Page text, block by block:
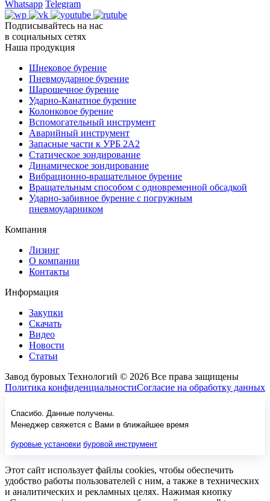
Whatsapp Telegram
Подписывайтесь на нас
в социальных сетях
Наша продукция
Шнековое бурение
Пневмоударное бурение
Шарошечное бурение
Ударно-Канатное бурение
Колонковое бурение
Вспомогательный инструмент
Аварийный инструмент
Запасные части к УРБ 2А2
Статическое зондирование
Динамическое зондирование
Вибрационно-вращательное бурение
Вращательным способом с одновременной обсадкой
Ударно-забивное бурение с погружным
пневмоударником
Компания
Лизинг
О компании
Контакты
Информация
Закупки
Скачать
Видео
Новости
Статьи
Завод буровых Технологий © 2026 Все права защищены
Политика конфиденциальностиСогласие на обработку данных
Спасибо. Данные получены.
Менеджер свяжется с Вами в ближайшее время
буровые установки буровой инструмент
Этот сайт использует файлы cookies, чтобы обеспечить
удобство работы пользователей с ним, а также в технических
и аналитических и рекламных целях. Нажимая кнопку